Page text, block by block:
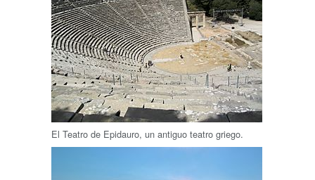
El Teatro de Epidauro, un antiguo teatro griego.